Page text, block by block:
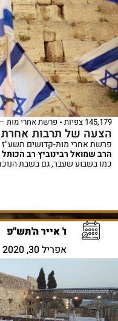
145,179 צפיות פרשת אחרי מות
הצעה של תרבות אחרת
פרשת אחרי מות-קדושים תשע"ז
הרב שמואל רבינוביץ רב
כמו בשבוע שעבר, גם בשבת
ו' אייר ה'תש"פ
אפריל 30, 2020